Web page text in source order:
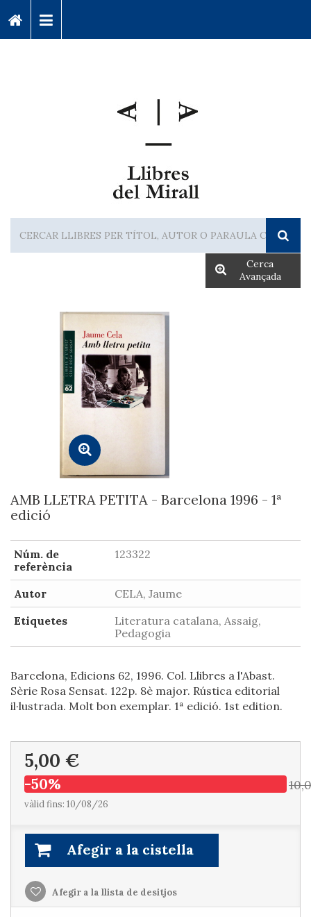
Cerca
Avançada
AMB LLETRA PETITA - Barcelona 1996 - 1ª
edició
Núm. de
referència
123322
Autor
CELA, Jaume
Etiquetes
Literatura catalana, Assaig,
Pedagogia
Barcelona, Edicions 62, 1996. Col. Llibres a l'Abast.
Sèrie Rosa Sensat. 122p. 8è major. Rústica editorial
il·lustrada. Molt bon exemplar. 1ª edició. 1st edition.
5,00 €
-50%
vàlid fins: 10/08/26
Afegir a la cistella
Afegir a la llista de desitjos